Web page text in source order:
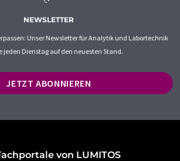
NEWSLETTER
Unser Newsletter für Analytik und Labortechnik
jeden Dienstag auf den neuesten Stand.
JETZT ABONNIEREN
von LUMITOS